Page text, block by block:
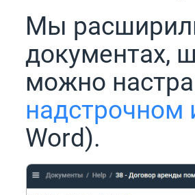
Мы
документах,
можно
надстрочном
Word).